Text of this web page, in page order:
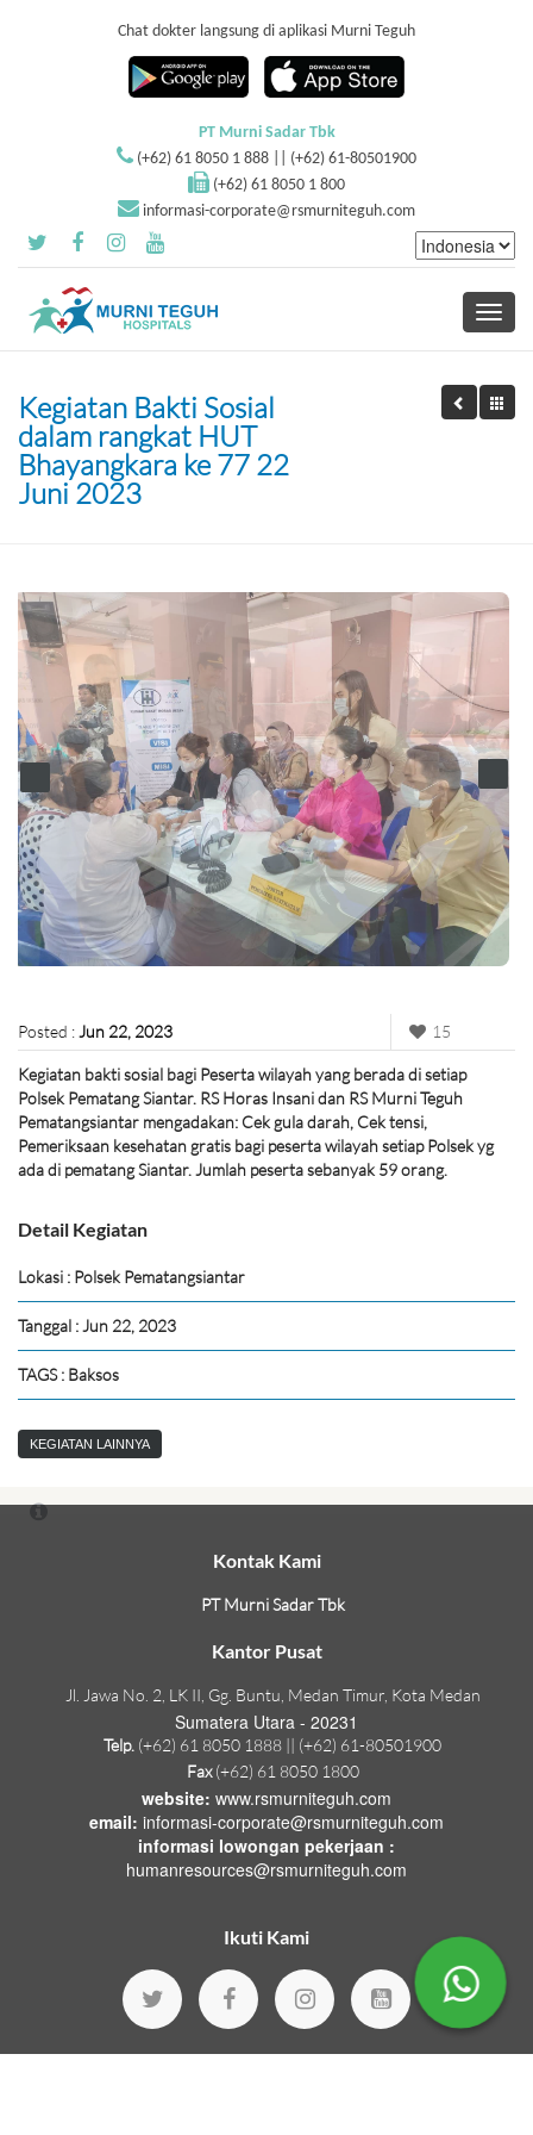
Chat dokter langsung di aplikasi Murni Teguh
PT Murni Sadar Tbk
(+62) 61 8050 1 888 || (+62) 61-80501900
(+62) 61 8050 1 800
informasi-corporate@rsmurniteguh.com
Toggle
Kegiatan Bakti Sosial
dalam rangkat HUT
Bhayangkara ke 77 22
Juni 2023
Posted :Jun 22, 2023 15
Kegiatan bakti sosial bagi Peserta wilayah yang berada di setiap
Polsek Pematang Siantar. RS Horas Insani dan RS Murni Teguh
Pematangsiantar mengadakan: Cek gula darah, Cek tensi,
Pemeriksaan kesehatan gratis bagi peserta wilayah setiap Polsek yg
ada di pematang Siantar. Jumlah peserta sebanyak 59 orang.
Detail Kegiatan
Lokasi : Polsek Pematangsiantar
Tanggal : Jun 22, 2023
TAGS : Baksos
KEGIATAN LAINNYA
Kontak Kami
PT Murni Sadar Tbk
Kantor Pusat
Jl. Jawa No. 2, LK II, Gg. Buntu, Medan Timur, Kota Medan
Sumatera Utara - 20231
Telp. (+62) 61 8050 1888 || (+62) 61-80501900
Fax(+62) 61 8050 1800
website: www.rsmurniteguh.com
email: informasi-corporate@rsmurniteguh.com
informasi lowongan pekerjaan :
humanresources@rsmurniteguh.com
Ikuti Kami